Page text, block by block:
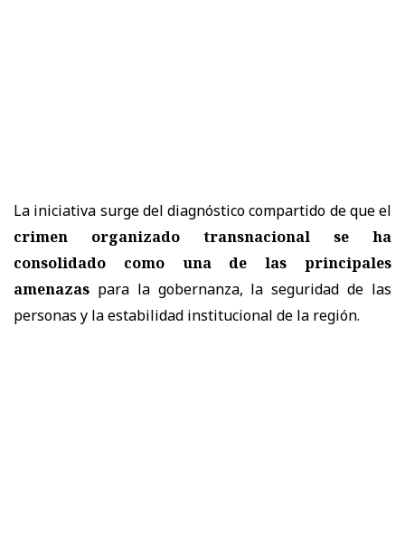
La iniciativa surge del diagnóstico compartido de que el
crimen organizado transnacional se ha
consolidado como una de las principales
amenazas para la gobernanza, la seguridad de las
personas y la estabilidad institucional de la región.